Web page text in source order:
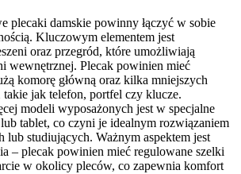
plecaki damskie powinny łączyć w sobie
Kluczowym elementem jest
oraz przegród, które umożliwiają
wewnętrznej. Plecak powinien mieć
komorę główną oraz kilka mniejszych
takie jak telefon, portfel czy klucze.
modeli wyposażonych jest w specjalne
tablet, co czyni je idealnym rozwiązaniem
lub studiujących. Ważnym aspektem jest
– plecak powinien mieć regulowane szelki
w okolicy pleców, co zapewnia komfort